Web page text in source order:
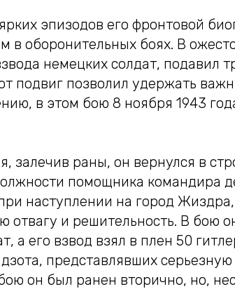
эпизодов его фронтовой
в оборонительных боях. В
немецких солдат, подавил
подвиг позволил удержать
в этом бою 8 ноября 1943
залечив раны, он вернулся в
помощника командира
наступлении на город
отвагу и решительность. В бою
а его взвод взял в плен 50
представлявших
он был ранен вторично, но,